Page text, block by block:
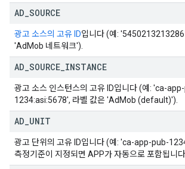
AD SOURCE
광고 소스의 고유 ID입니다 (예:
'AdMob 네트워크').
AD SOURCE INSTANCE
광고 소스 인스턴스의 고유 ID입니다 (예: 'ca-
1234:asi:5678', 라벨 값은 'AdMob (default)').
AD UNIT
광고 단위의 고유 ID입니다 (예: 'ca-app-pub-
측정기준이 지정되면 APP가 자동으로 포함됩니다.